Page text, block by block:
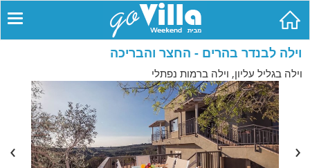
וילה לבנדר בהרים - החצר והבריכה
וילה בגליל עליון, וילה ברמות נפתלי